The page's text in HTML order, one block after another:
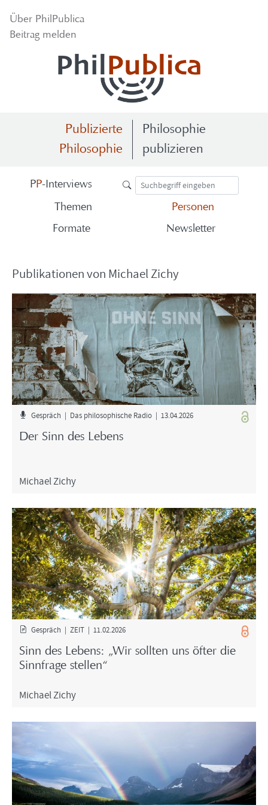
Über Phil­Pu­bli­ca
Bei­trag mel­den
Publizierte
Philosophie
Philosophie
publizieren
PP-​Interviews
The­men
Per­so­nen
For­ma­te
News­let­ter
Pu­bli­ka­tio­nen von Mi­cha­el Zichy
Ge­spräch | Das phi­lo­so­phi­sche Radio | 13.04.2026
Der Sinn des Le­bens
Mi­cha­el Zichy
Ge­spräch | ZEIT | 11.02.2026
Sinn des Le­bens: „Wir soll­ten uns öfter die
Sinn­fra­ge stel­len“
Mi­cha­el Zichy